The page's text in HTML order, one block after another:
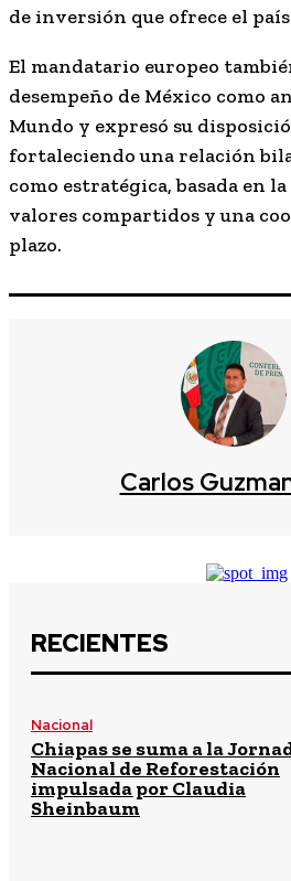
de inversión que ofrece el
El mandatario europeo
desempeño de México como
Mundo y expresó su
fortaleciendo una relación
como estratégica, basada en
valores compartidos y una
plazo.
Carlos
RECIENTES
Nacional
Chiapas se suma a la
Nacional de Reforestación
impulsada por Claudia
Sheinbaum